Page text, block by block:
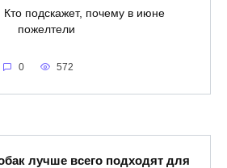
подскажет, почему в июне
пожелтели
0 572
лучше всего подходят для